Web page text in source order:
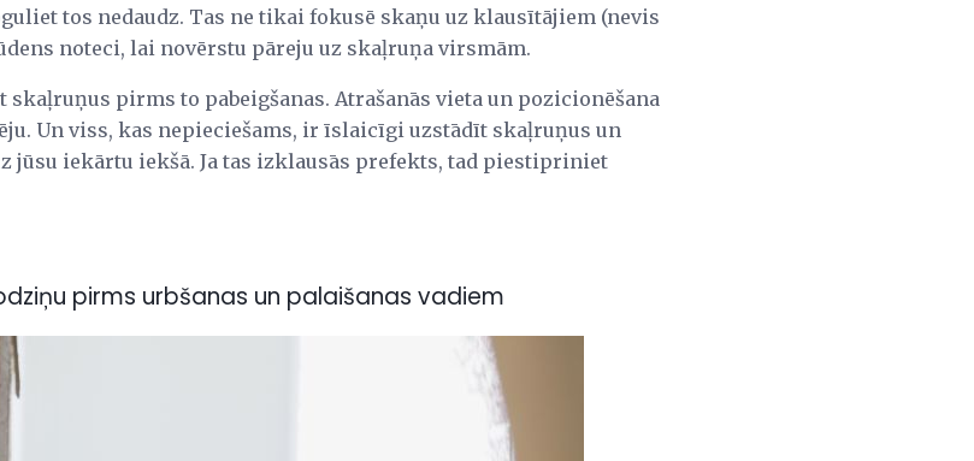
tos nedaudz. Tas ne tikai fokusē skaņu uz klausītājiem (nevis
noteci, lai novērstu pāreju uz skaļruņa virsmām.
skaļruņus pirms to pabeigšanas. Atrašanās vieta un pozicionēšana
Un viss, kas nepieciešams, ir īslaicīgi uzstādīt skaļruņus un
jūsu iekārtu iekšā. Ja tas izklausās prefekts, tad piestipriniet
pirms urbšanas un palaišanas vadiem